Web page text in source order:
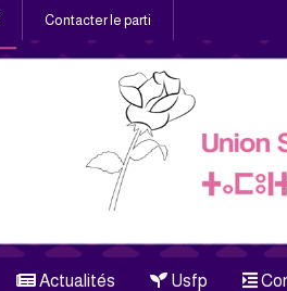
Contacter le parti
Actualités Usfp